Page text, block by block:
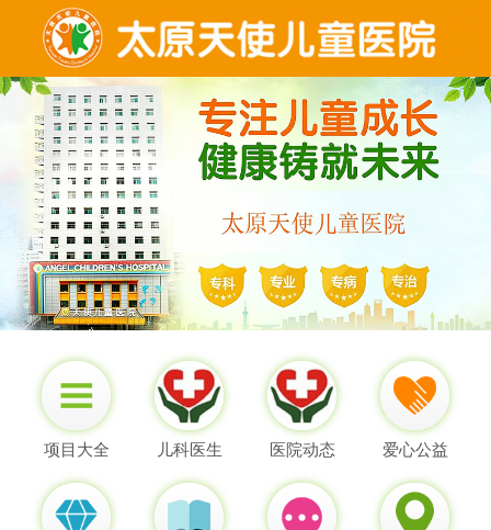
项目大全 儿科医生 医院动态 爱心公益